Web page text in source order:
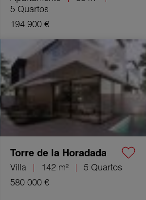
5 Quartos
194 900 €
Venda Villa Torre de la Horadada 5 Quartos
142 m²
Torre de la Horadada
Villa 142 m²
5 Quartos
580 000 €